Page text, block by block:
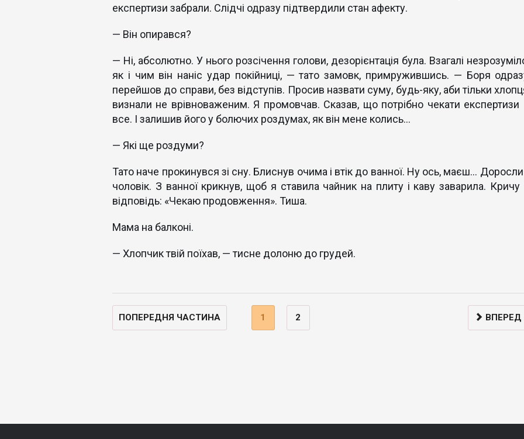
експертизи забрали. Слідчі одразу підтвердили стан афекту.
— Він опирався?
— Ні, абсолютно. У нього розсічення голови, дезорієнтація була. Взагалі
як і чим він наніс удар покійниці, — тато замовк, примружившись. — Боря
перейшов до справи, без відступів. Просив назвати суму, будь-яку, аби тільки
визнали не врівноваженим. Я промовчав. Сказав, що потрібно чекати експертизи
все. І залишив його у болючих роздумах, як він мене колись…
— Які ще роздуми?
Тато наче прокинувся зі сну. Блиснув очима і втік до ванної. Ну ось, маєш…
чоловік. З ванної крикнув, щоб я ставила чайник на плиту і каву заварила. Кричу
відповідь: «Чекаю продовження». Тиша.
Мама на балконі.
— Хлопчик твій поїхав, — тисне долоню до грудей.
ПОПЕРЕДНЯ ЧАСТИНА 1 2 ВПЕРЕД